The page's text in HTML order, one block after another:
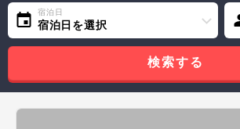
宿泊日
宿泊日を選択
検索する